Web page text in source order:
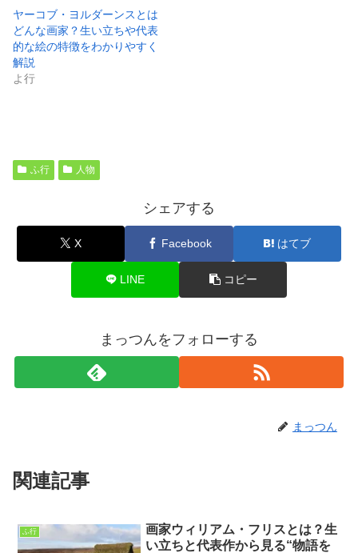
ヤーコブ・ヨルダーンスとは
どんな画家？生い立ちや代表
的な絵の特徴をわかりやすく
解説
よ行
ふ行 人物
シェアする
X Facebook はてブ
LINE コピー
まっつんをフォローする
まっつん
関連記事
ふ行
画家ウィリアム・フリスとは？生
い立ちと代表作から見る“物語を